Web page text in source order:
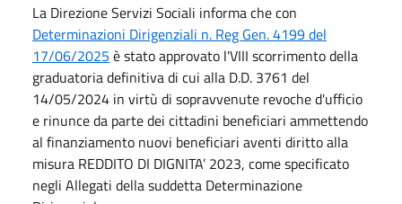
La Direzione Servizi Sociali informa che con
Determinazioni Dirigenziali n. Reg Gen. 4199 del
17/06/2025 è stato approvato l'VIII scorrimento della
graduatoria definitiva di cui alla D.D. 3761 del
14/05/2024 in virtù di sopravvenute revoche d'ufficio
e rinunce da parte dei cittadini beneficiari ammettendo
al finanziamento nuovi beneficiari aventi diritto alla
misura REDDITO DI DIGNITA’ 2023, come specificato
negli Allegati della suddetta Determinazione